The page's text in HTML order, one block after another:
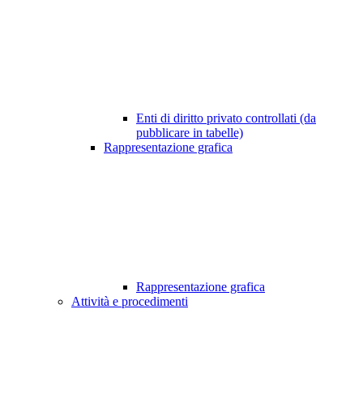
Enti di diritto privato controllati (da
pubblicare in tabelle)
Rappresentazione grafica
Rappresentazione grafica
Attività e procedimenti